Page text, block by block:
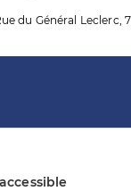
du Général Leclerc,